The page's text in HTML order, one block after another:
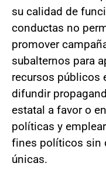
su calidad de
conductas no
promover
subalternos para
recursos públicos
difundir
estatal a favor o
políticas y
fines políticos sin
únicas.